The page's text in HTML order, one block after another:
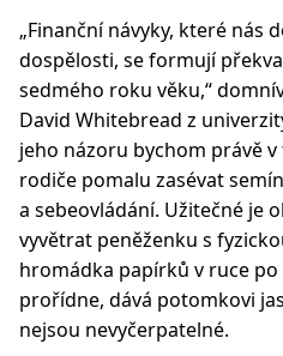
„Finanční návyky, které nás
dospělosti, se formují
sedmého roku věku,“
David Whitebread z
jeho názoru bychom právě
rodiče pomalu zasévat
a sebeovládání. Užitečné je
vyvětrat peněženku s
hromádka papírků v ruce
prořídne, dává potomkovi
nejsou nevyčerpatelné.